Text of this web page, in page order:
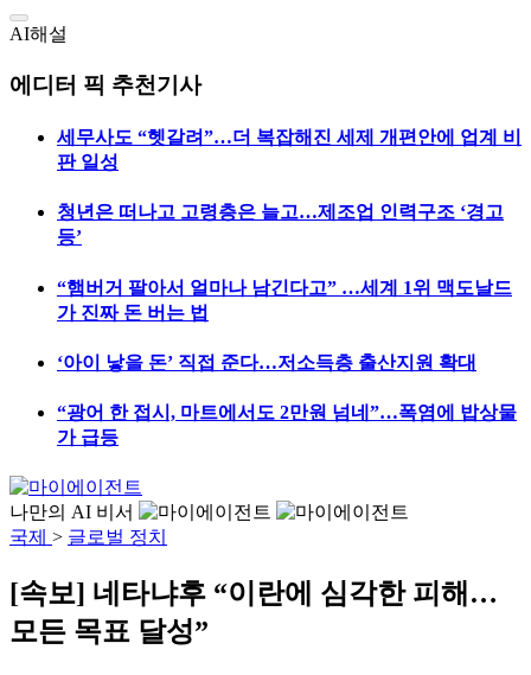
AI해설
에디터 픽 추천기사
세무사도 “헷갈려”…더 복잡해진 세제 개편안에 업계 비
판 일성
청년은 떠나고 고령층은 늘고…제조업 인력구조 ‘경고
등’
“햄버거 팔아서 얼마나 남긴다고” …세계 1위 맥도날드
가 진짜 돈 버는 법
‘아이 낳을 돈’ 직접 준다…저소득층 출산지원 확대
“광어 한 접시, 마트에서도 2만원 넘네”…폭염에 밥상물
가 급등
나만의 AI 비서
국제 > 글로벌 정치
[속보] 네타냐후 “이란에 심각한 피해…
모든 목표 달성”